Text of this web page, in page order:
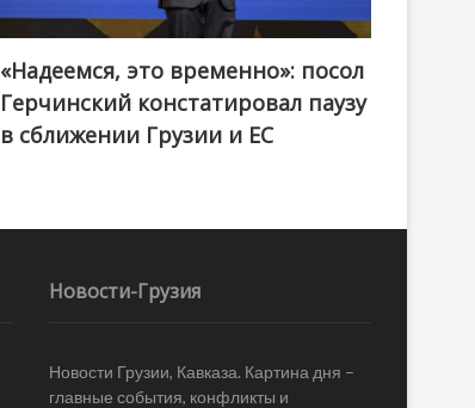
«Надеемся, это временно»: посол
Герчинский констатировал паузу
в сближении Грузии и ЕС
Новости-Грузия
Новости Грузии, Кавказа. Картина дня –
главные события, конфликты и